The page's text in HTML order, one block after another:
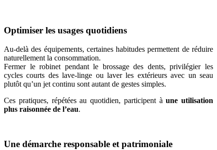
Optimiser les usages quotidiens
Au-delà des équipements, certaines habitudes permettent de réduire
naturellement la consommation.
Fermer le robinet pendant le brossage des dents, privilégier les
cycles courts des lave-linge ou laver les extérieurs avec un seau
plutôt qu’un jet continu sont autant de gestes simples.
Ces pratiques, répétées au quotidien, participent àune utilisation
plus raisonnée de l’eau.
Une démarche responsable et patrimoniale